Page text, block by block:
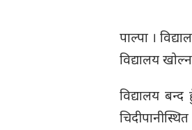
पाल्पा ।
विद्यालय
विद्यालय